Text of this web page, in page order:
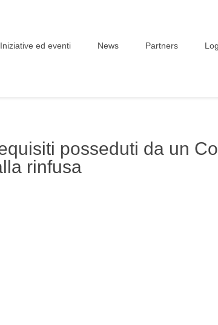
Iniziative ed eventi News Partners
posseduti da un
rinfusa